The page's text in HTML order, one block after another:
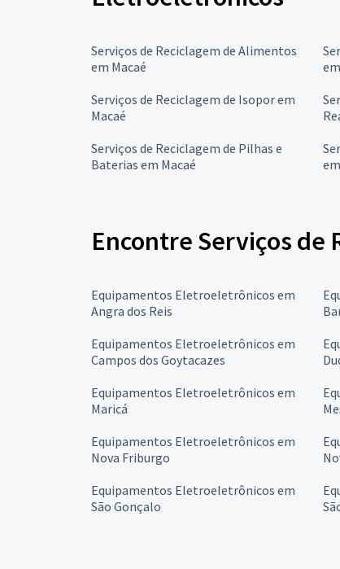
Serviços de Reciclagem de Alimentos
em Macaé
Serviços de Reciclagem de Isopor em
Macaé
Serviços de Reciclagem de Pilhas e
Baterias em Macaé
Encontre Serviços de
Equipamentos Eletroeletrônicos em
Angra dos Reis
Equipamentos Eletroeletrônicos em
Campos dos Goytacazes
Equipamentos Eletroeletrônicos em
Maricá
Equipamentos Eletroeletrônicos em
Nova Friburgo
Equipamentos Eletroeletrônicos em
São Gonçalo